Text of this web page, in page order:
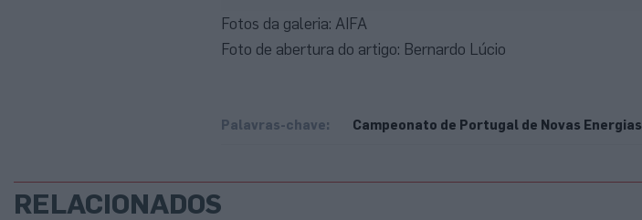
Fotos da galeria: AIFA
Foto de abertura do artigo: Bernardo Lúcio
Palavras-chave: Campeonato de Portugal de Novas Energias
RELACIONADOS